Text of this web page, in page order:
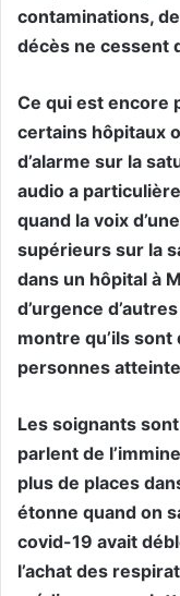
contaminations,
décès ne cessent
Ce qui est encore
certains hôpitaux
d’alarme sur la
audio a
quand la voix
supérieurs sur la
dans un hôpital à
d’urgence
montre qu’ils
personnes
Les soignants
parlent de
plus de places
étonne quand on
covid-19 avait
l’achat des